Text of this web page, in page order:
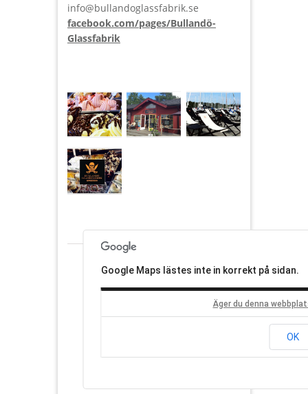
info@bullandoglassfabrik.se
facebook.com/pages/Bullandö-
Glassfabrik
Google Maps lästes inte in korrekt på sidan.
Äger du denna
OK